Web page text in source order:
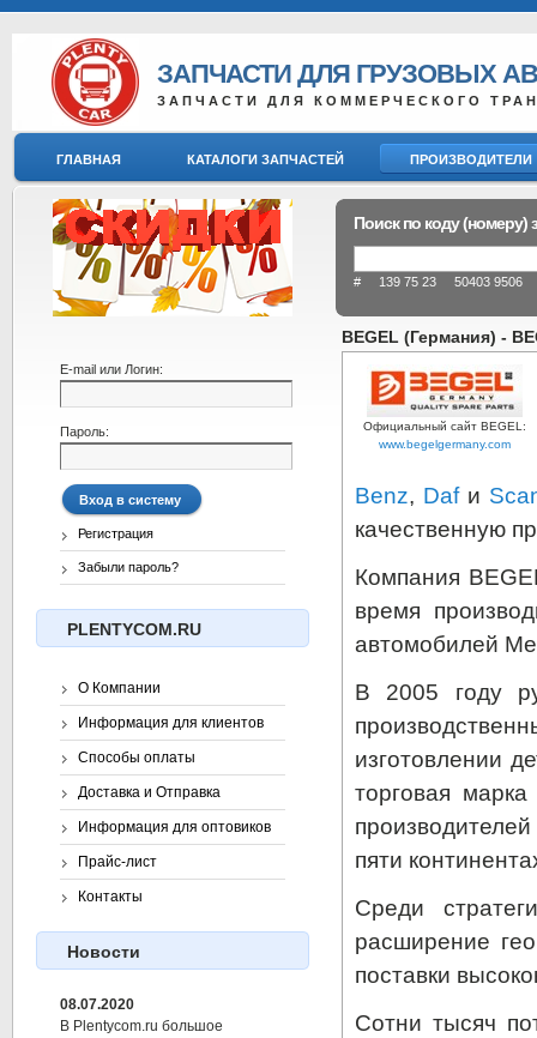
ЗАПЧАСТИ ДЛЯ ГРУЗОВЫХ
ЗАПЧАСТИ ДЛЯ КОММЕРЧЕСКОГО
ГЛАВНАЯ КАТАЛОГИ ЗАПЧАСТЕЙ ПРОИЗВОДИТЕЛИ
Поиск по коду (номеру)
# 139 75 23 50403 9506
BEGEL (Германия) -
Официальный сайт BEGEL:
www.begelgermany.com
Benz, Dafи
качественную
Компания
время
автомобилей
В 2005 году
изготовлении
торговая
пяти
Среди
расширение
поставки
Сотни тысяч
E-mail или Логин:
Пароль:
Регистрация
Забыли пароль?
PLENTYCOM.RU
О Компании
Информация для клиентов
Способы оплаты
Доставка и Отправка
Информация для оптовиков
Прайс-лист
Контакты
Новости
08.07.2020
В Plentycom.ru большое